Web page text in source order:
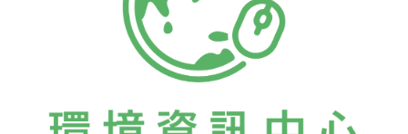
人總數應二分之一以上」的規定。在沒有投票人數限制
下，這項公投極易過關，即使只有3個人去投票，只要其
中2人投下同意票，就可設賭場。民間團體表示，這項立
法抵觸公投母法，要求大法官應釋憲。澎湖設賭場每年可
葉智魁表示，「沒有任何配套，沒有經過政策辯論，請問